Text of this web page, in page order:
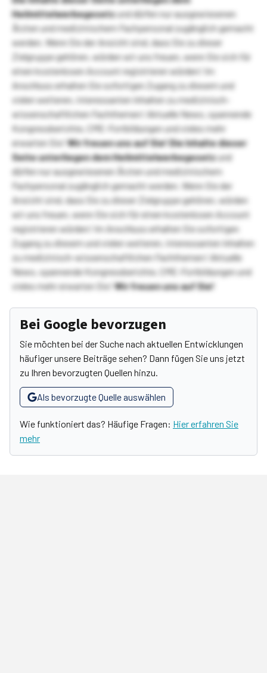
Heilmittelwerbegesetzund dürfen nur ausgewiesenen
Ärzten und medizinischem Fachpersonal zugänglich gemacht
werden. Wenn Sie der Ansicht sind, dass Sie zu dieser
Zielgruppe gehören, würden wir uns freuen, wenn Sie sich für
einen kostenlosen Account registrieren würden! Im
Anschluss erhalten Sie sofortigen Zugang zu diesem und
vielen weiteren, interessanten Inhalten zu medizinisch-
wissenschaftlichen Fachthemen! Aktuelle News, spannende
Kongressberichte, CME-Fortbildungen und vieles mehr
erwarten Sie!Wir freuen uns auf Sie!Die Inhalte dieser
Seite unterliegen dem Heilmittelwerbegesetzund
dürfen nur ausgewiesenen Ärzten und medizinischem
Fachpersonal zugänglich gemacht werden. Wenn Sie der
Ansicht sind, dass Sie zu dieser Zielgruppe gehören, würden
wir uns freuen, wenn Sie sich für einen kostenlosen Account
registrieren würden! Im Anschluss erhalten Sie sofortigen
Zugang zu diesem und vielen weiteren, interessanten Inhalten
zu medizinisch-wissenschaftlichen Fachthemen! Aktuelle
News, spannende Kongressberichte, CME-Fortbildungen und
vieles mehr erwarten Sie!Wir freuen uns auf Sie!
Bei Google bevorzugen
Sie möchten bei der Suche nach aktuellen Entwicklungen
häufiger unsere Beiträge sehen? Dann fügen Sie uns jetzt
zu Ihren bevorzugten Quellen hinzu.
Als bevorzugte Quelle auswählen
Wie funktioniert das? Häufige Fragen: Hier erfahren Sie
mehr